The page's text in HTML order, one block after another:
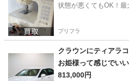
状態が悪くてもOK！最
プリフラ
クラウンにティアラ
お姫様って感じでい
う思ってます(〃▽〃)
813,000円